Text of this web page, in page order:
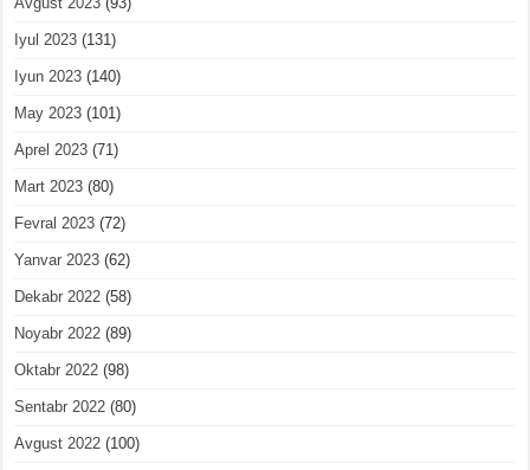
Iyul 2023 (131)
Iyun 2023 (140)
May 2023 (101)
Aprel 2023 (71)
Mart 2023 (80)
Fevral 2023 (72)
Yanvar 2023 (62)
Dekabr 2022 (58)
Noyabr 2022 (89)
Oktabr 2022 (98)
Sentabr 2022 (80)
Avgust 2022 (100)